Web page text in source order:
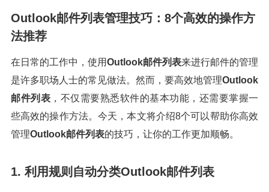
Outlook邮件列表管理技巧：8个高效的操作方
法推荐
在日常的工作中，使用Outlook邮件列表来进行邮件的管理
是许多职场人士的常见做法。然而，要高效地管理Outlook
邮件列表 ，不仅需要熟悉软件的基本功能，还需要掌握一
些高效的操作方法。今天，本文将介绍8个可以帮助你高效
管理Outlook邮件列表的技巧，让你的工作更加顺畅。
1. 利用规则自动分类Outlook邮件列表